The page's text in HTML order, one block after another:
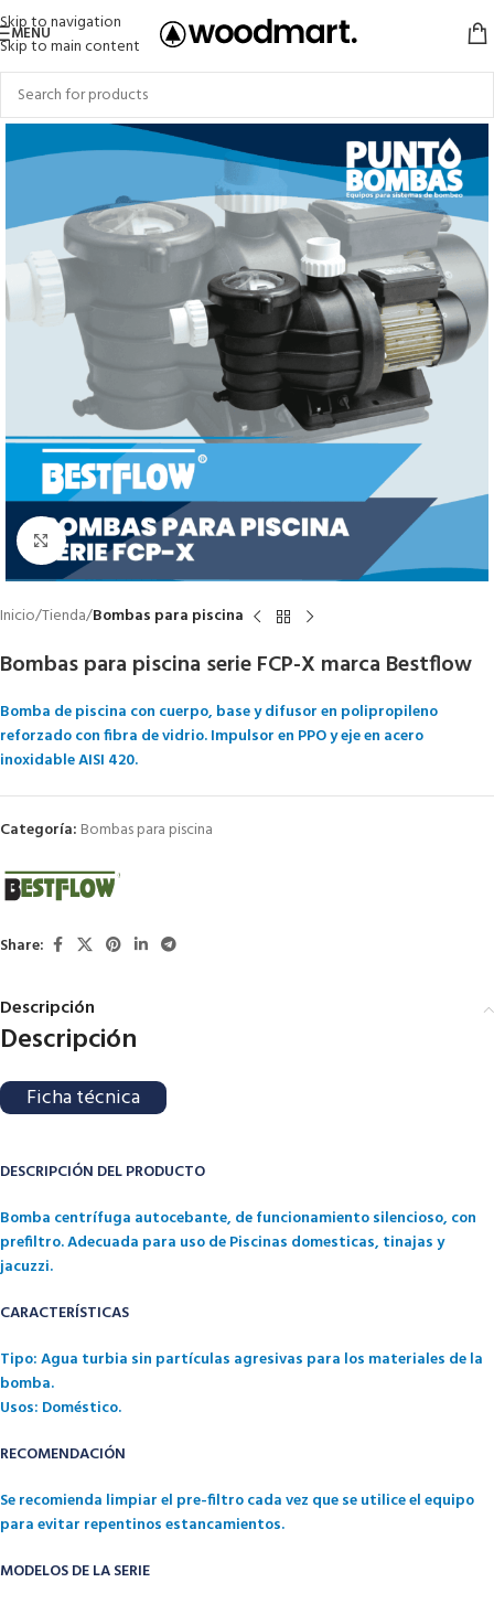
Skip to navigation
Skip to main content
MENU
Click to enlarge
Inicio Tienda Bombas para piscina
Bombas para piscina serie FCP-X marca Bestflow
Bomba de piscina con cuerpo, base y difusor en polipropileno
reforzado con fibra de vidrio. Impulsor en PPO yeje en acero
inoxidable AISI 420.
Categoría: Bombas para piscina
Share:
Descripción
Descripción
Ficha técnica
DESCRIPCIÓN DEL PRODUCTO
Bomba centrífuga autocebante, de funcionamiento silencioso, con
prefiltro. Adecuada para uso de Piscinas domesticas, tinajas y
jacuzzi.
CARACTERÍSTICAS
Tipo: Agua turbia sin partículas agresivas para los materiales de la
bomba.
Usos: Doméstico.
RECOMENDACIÓN
Se recomienda limpiar el pre-filtro cada vez que se utilice el equipo
para evitar repentinos estancamientos.
MODELOS DE LA SERIE